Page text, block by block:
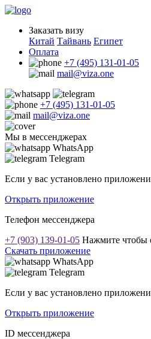
Заказать визу
Китай Тайвань Египет
Оплата
+7 (495) 131-01-05
mail@viza.one
+7 (495) 131-01-05
mail@viza.one
Мы в мессенджерах
WhatsApp
Telegram
Если у вас установлено
Открыть приложение
Телефон мессенджера
+7 (903) 139-01-05 Нажмите чтобы
Скачать приложение
WhatsApp
Telegram
Если у вас установлено
Открыть приложение
ID мессенджера